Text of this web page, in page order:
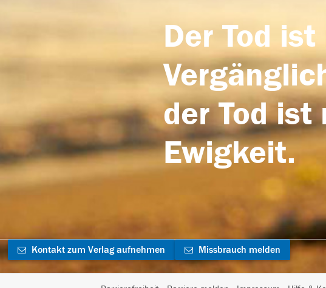
Der Tod
der Tod ist
Ewigkeit.
Kontakt zum Verlag aufnehmen Missbrauch melden